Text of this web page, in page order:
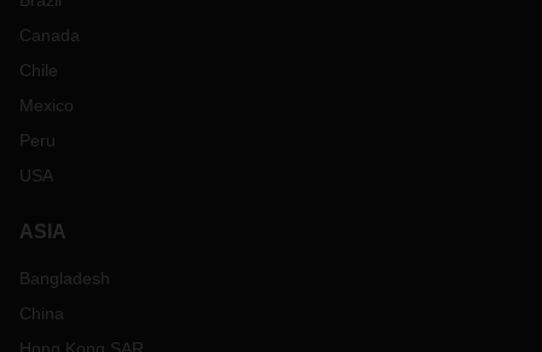
Canada
Chile
Mexico
Peru
USA
ASIA
Bangladesh
China